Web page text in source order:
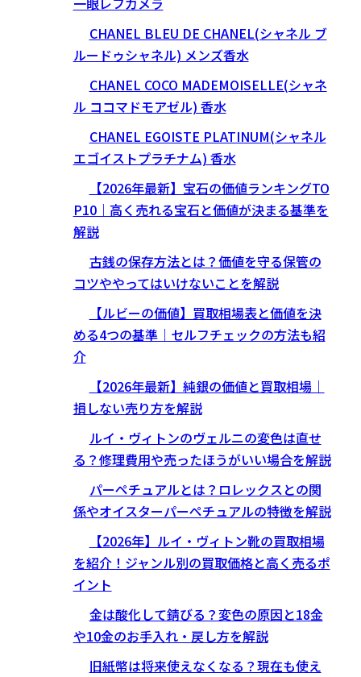
CHANEL BLEU DE CHANEL(シャネル ブ
ルードゥシャネル) メンズ香水
CHANEL COCO MADEMOISELLE(シャネ
ル ココマドモアゼル) 香水
CHANEL EGOISTE PLATINUM(シャネル
エゴイストプラチナム) 香水
【2026年最新】宝石の価値ランキングTO
P10｜高く売れる宝石と価値が決まる基準を
解説
古銭の保存方法とは？価値を守る保管の
コツややってはいけないことを解説
【ルビーの価値】買取相場表と価値を決
める4つの基準｜セルフチェックの方法も紹
介
【2026年最新】純銀の価値と買取相場｜
損しない売り方を解説
ルイ・ヴィトンのヴェルニの変色は直せ
る？修理費用や売ったほうがいい場合を解説
パーペチュアルとは？ロレックスとの関
係やオイスターパーペチュアルの特徴を解説
【2026年】ルイ・ヴィトン靴の買取相場
を紹介！ジャンル別の買取価格と高く売るポ
イント
金は酸化して錆びる？変色の原因と18金
や10金のお手入れ・戻し方を解説
旧紙幣は将来使えなくなる？現在も使え